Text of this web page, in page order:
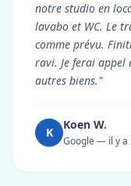
notre studio en
lavabo et WC. Le
comme prévu.
ravi. Je ferai appel
autres biens."
K
Koen W.
Google — il y a